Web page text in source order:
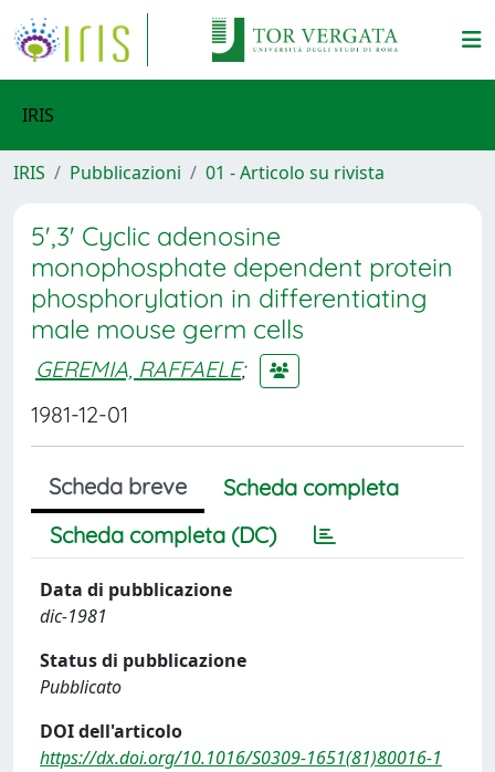
IRIS
IRIS Pubblicazioni 01 - Articolo su rivista
5',3' Cyclic adenosine
monophosphate dependent protein
phosphorylation in differentiating
male mouse germ cells
GEREMIA, RAFFAELE;
1981-12-01
Scheda breve
Scheda completa
Scheda completa (DC)
Data di pubblicazione
dic-1981
Status di pubblicazione
Pubblicato
DOI dell'articolo
https://dx.doi.org/10.1016/S0309-1651(81)80016-1